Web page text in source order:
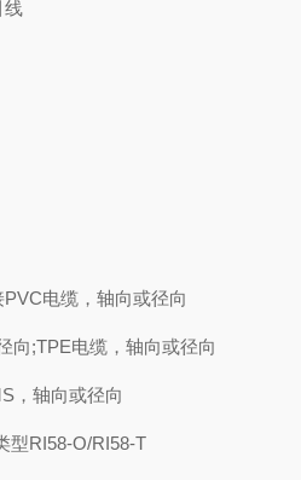
线
电缆，轴向或径向
向;TPE电缆，轴向或径向
，轴向或径向
型RI58-O/RI58-T